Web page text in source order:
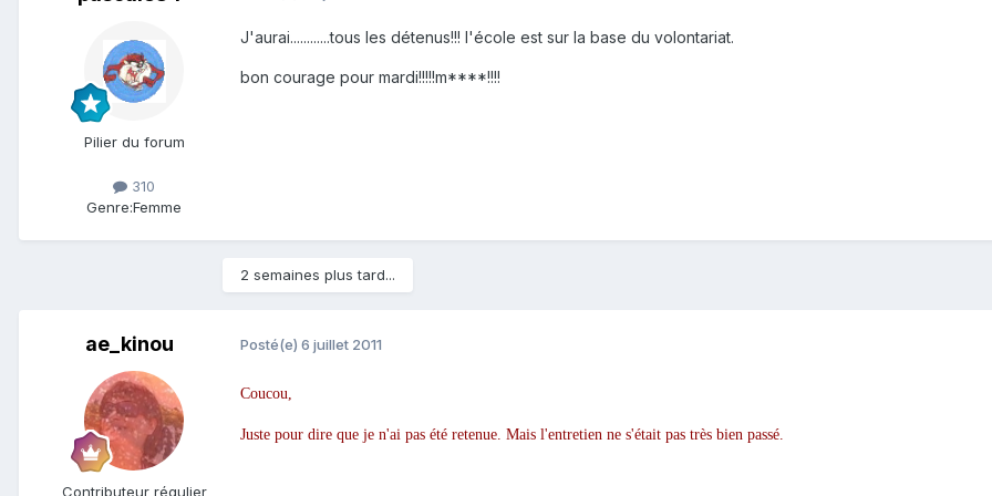
Pilier du forum
310
Genre:Femme
J'aurai............tous les détenus!!! l'école est sur la base du volontariat.
bon courage pour mardi!!!!!m****!!!!
2 semaines plus tard...
ae_kinou
Contributeur régulier
Posté(e) 6 juillet 2011
Coucou,
Juste pour dire que je n'ai pas été retenue. Mais l'entretien ne s'était pas très bien passé.